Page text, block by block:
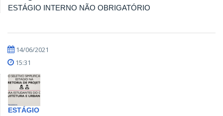
ESTÁGIO INTERNO NÃO OBRIGATÓRIO
14/06/2021
15:31
ESTÁGIO